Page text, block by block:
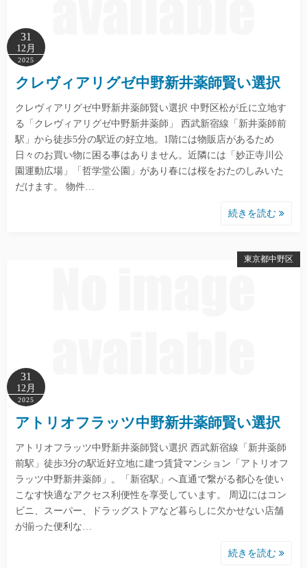
31
12月
2025
クレヴィアリグゼ中野新井薬師賢い選択
クレヴィアリグゼ中野新井薬師賢い選択 中野区松が丘に立地す
る「クレヴィアリグゼ中野新井薬師」 西武新宿線「新井薬師前
駅」から徒歩5分の駅近の好立地。1階には物販店があるため
日々のお買い物に困る事はありません。近隣には「妙正寺川公
園運動広場」「哲学堂公園」があり春には桜をおたのしみいた
だけます。 物件…
続きを読む
東京都中野区
31
12月
2025
アトリオフラッツ中野新井薬師賢い選択
アトリオフラッツ中野新井薬師賢い選択 西武新宿線「新井薬師
前駅」徒歩3分の駅近好立地に建つ賃貸マンション「アトリオフ
ラッツ中野新井薬師」。「新宿駅」へ直通で繋がる都心を使い
こなす快適なアクセス利便性を享受しています。 周辺にはコン
ビニ、スーパー、ドラッグストアなど暮らしに欠かせない店舗
が揃った便利な…
続きを読む